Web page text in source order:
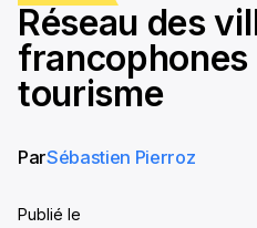
Réseau des
francophones
tourisme
ParSébastien Pierroz
Publié le